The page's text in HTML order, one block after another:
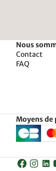
Nous
Contact
FAQ
Moyens de